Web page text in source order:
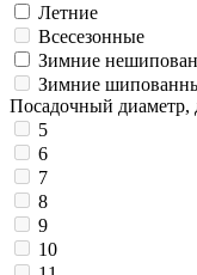
Летние
Всесезонные
Зимние
Зимние
Посадочный
5
6
7
8
9
10